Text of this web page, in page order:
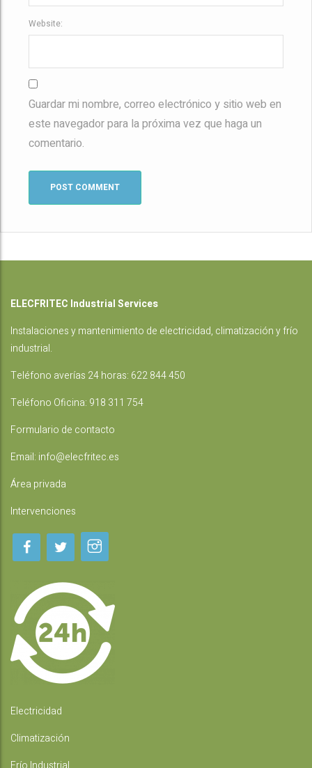
Website:
Guardar mi nombre, correo electrónico y sitio web en
este navegador para la próxima vez que haga un
comentario.
ELECFRITEC Industrial Services
Instalacionesy mantenimiento de electricidad, climatización y frío
industrial.
Teléfono averías 24 horas: 622 844 450
Teléfono Oficina: 918 311 754
Formulario de contacto
Email: info@elecfritec.es
Área privada
Intervenciones
Electricidad
Climatización